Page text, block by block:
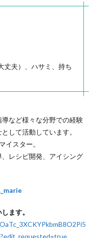
丈夫）、ハサミ、持ち
など様々な分野での経験
して活動しています。
イスター。
、レシピ開発、アイシング
ます。